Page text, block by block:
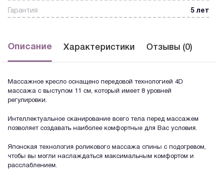
Гарантия 5 лет
Описание Характеристики Отзывы (0)
Массажное кресло оснащено передовой технологией 4D
массажа с выступом 11 см, который имеет 8 уровней
регулировки.
Интеллектуальное сканирование всего тела перед массажем
позволяет создавать наиболее комфортные для Вас условия.
Японская технология роликового массажа спины с подогревом,
чтобы вы могли наслаждаться максимальным комфортом и
расслаблением.